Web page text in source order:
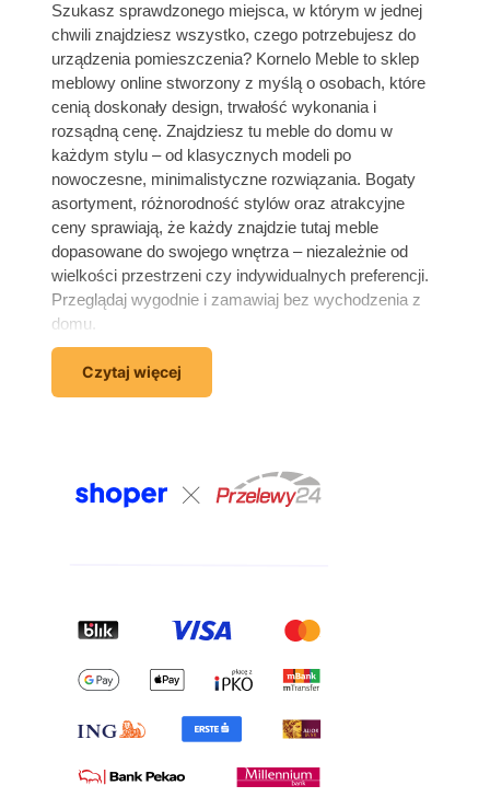
Szukasz sprawdzonego miejsca, w którym w jednej
chwili znajdziesz wszystko, czego potrzebujesz do
urządzenia pomieszczenia? Kornelo Meble to sklep
meblowy online stworzony z myślą o osobach, które
cenią doskonały design, trwałość wykonania i
rozsądną cenę. Znajdziesz tu meble do domu w
każdym stylu – od klasycznych modeli po
nowoczesne, minimalistyczne rozwiązania. Bogaty
asortyment, różnorodność stylów oraz atrakcyjne
ceny sprawiają, że każdy znajdzie tutaj meble
dopasowane do swojego wnętrza – niezależnie od
wielkości przestrzeni czy indywidualnych preferencji.
Przeglądaj wygodnie i zamawiaj bez wychodzenia z
domu.
Wyposażenie domu – wszystko,
czego potrzebujesz, w jednym
Kompleksowe wyposażenie domu to coś więcej niż
zakup sofy czy łóżka. To świadome dopasowanie
salonu, sypialni, pokoju młodzieżowego, przedpokoju i
łazienki. W jednym zamówieniu możesz
skompletować całe wnętrze – od sofy i szafki RTV,
przez łóżko i komodę, aż po meble do pokoju
Meble do salonu – komfort i estetyka
w jednym
Czytaj więcej